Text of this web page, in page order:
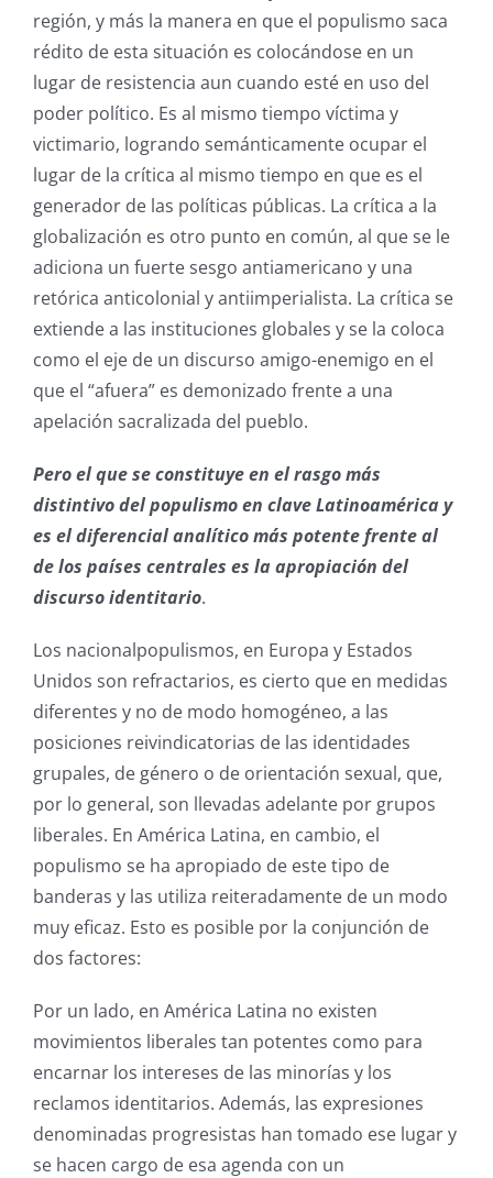
región, y más la manera en que el populismo saca
rédito de esta situación es colocándose en un
lugar de resistencia aun cuando esté en uso del
poder político. Es al mismo tiempo víctima y
victimario, logrando semánticamente ocupar el
lugar de la crítica al mismo tiempo en que es el
generador de las políticas públicas. La crítica a la
globalización es otro punto en común, al que se le
adiciona un fuerte sesgo antiamericano y una
retórica anticolonial y antiimperialista. La crítica se
extiende a las instituciones globales y se la coloca
como el eje de un discurso amigo-enemigo en el
que el “afuera” es demonizado frente a una
apelación sacralizada del pueblo.
Pero el que se constituye en el rasgo más
distintivo del populismo en clave Latinoamérica y
es el diferencial analítico más potente frente al
de los países centrales es la apropiación del
discurso identitario.
Los nacionalpopulismos, en Europa y Estados
Unidos son refractarios, es cierto que en medidas
diferentes y no de modo homogéneo, a las
posiciones reivindicatorias de las identidades
grupales, de género o de orientación sexual, que,
por lo general, son llevadas adelante por grupos
liberales. En América Latina, en cambio, el
populismo se ha apropiado de este tipo de
banderas y las utiliza reiteradamente de un modo
muy eficaz. Esto es posible por la conjunción de
dos factores:
Por un lado, en América Latina no existen
movimientos liberales tan potentes como para
encarnar los intereses de las minorías y los
reclamos identitarios. Además, las expresiones
denominadas progresistas han tomado ese lugar y
se hacen cargo de esa agenda con un